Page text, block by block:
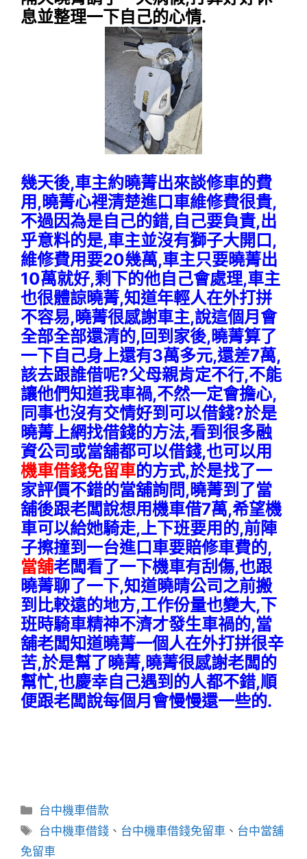
息並整理一下自己的心情.
幾天後,車主約曉菁出來談修車的費
用,曉菁心裡清楚進口車維修費很貴,
不過因為是自己的錯,自己要負責,出
乎意料的是,車主並沒有獅子大開口,
維修費用要20幾萬,車主只要曉菁出
10萬就好,剩下的他自己會處理,車主
也很體諒曉菁,知道年輕人在外打拼
不容易,曉菁很感謝車主,說這個月會
全部全部還清的,回到家後,曉菁算了
一下自己身上還有3萬多元,還差7萬,
該去跟誰借呢?父母親肯定不行,不能
讓他們知道我車禍,不然一定會擔心,
同事也沒有交情好到可以借錢?於是
曉菁上網找借錢的方法,看到很多融
資公司或當舖都可以借錢,也可以用
機車借錢免留車的方式,於是找了一
家評價不錯的當舖詢問,曉菁到了當
舖後跟老闆說想用機車借7萬,希望機
車可以給她騎走,上下班要用的,前陣
子擦撞到一台進口車要賠修車費的,
當舖老闆看了一下機車有刮傷,也跟
曉菁聊了一下,知道曉晴公司之前搬
到比較遠的地方,工作份量也變大,下
班時騎車精神不濟才發生車禍的,當
舖老闆知道曉菁一個人在外打拼很辛
苦,於是幫了曉菁,曉菁很感謝老闆的
幫忙,也慶幸自己遇到的人都不錯,順
便跟老闆說每個月會慢慢還一些的.
分
類
台中機車借款
標
籤
台中機車借錢 、 台中機車借錢免留車 、 台中當舖
免留車